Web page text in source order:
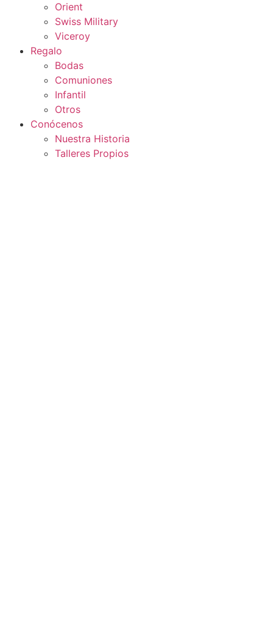
Orient
Swiss Military
Viceroy
Regalo
Bodas
Comuniones
Infantil
Otros
Conócenos
Nuestra Historia
Talleres Propios